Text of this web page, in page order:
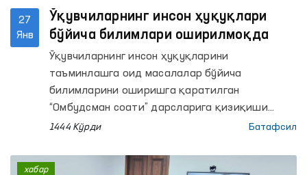
27
Янв
Ўқувчиларнинг инсон ҳуқуқлари
бўйича билимлари оширилмоқда
Ўқувчиларнинг инсон ҳуқуқларини
таъминлашга оид масалалар бўйича
билимларини оширишга қаратилган
“Омбудсман соати” дарсларига қизиқиши
ортиб бормоқда.
1444 Кўрди Батафсил
хабар